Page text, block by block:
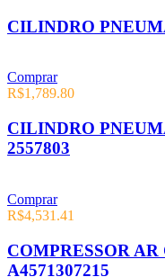
CILINDRO
Comprar
R$1,789.80
CILINDRO
2557803
Comprar
R$4,531.41
COMPRESSOR
A4571307215